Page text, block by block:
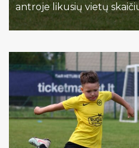
antroje likusių vietų